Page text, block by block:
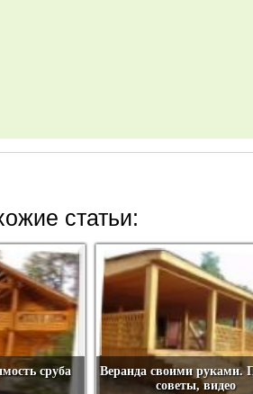
статьи:
сруба
Веранда своими руками.
советы, видео